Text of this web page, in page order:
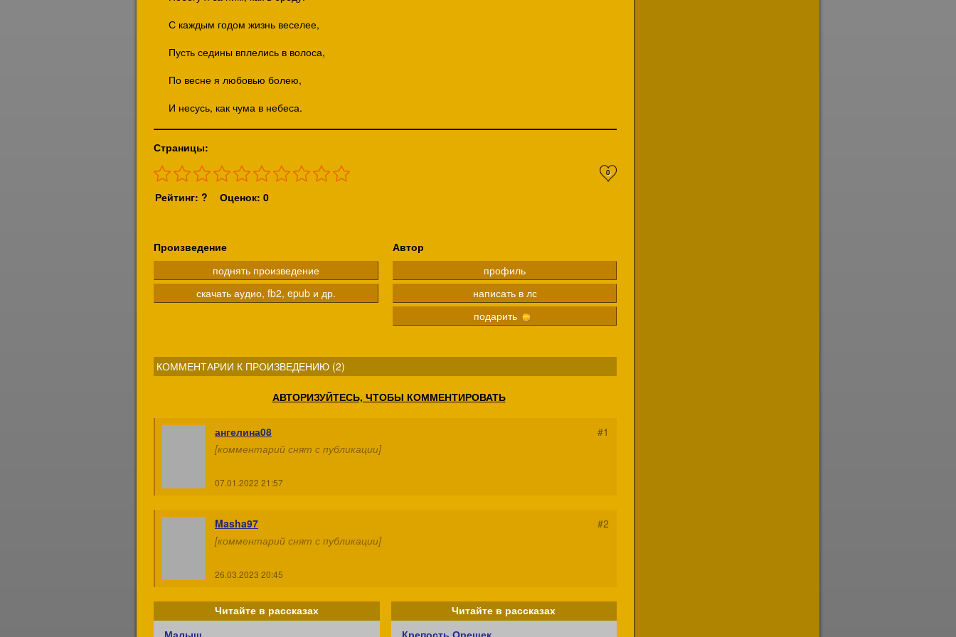
С каждым годом жизнь веселее,
Пусть седины вплелись в волоса,
По весне я любовью болею,
И несусь, как чума в небеса.
Страницы:
0
Рейтинг: ? Оценок: 0
Произведение
поднять произведение
скачать аудио, fb2, epub и др.
Автор
профиль
написать в лс
подарить
КОММЕНТАРИИ К ПРОИЗВЕДЕНИЮ (2)
АВТОРИЗУЙТЕСЬ, ЧТОБЫ КОММЕНТИРОВАТЬ
ангелина08
#1
[комментарий снят с публикации]
07.01.2022 21:57
Masha97
#2
[комментарий снят с публикации]
26.03.2023 20:45
Читайте в рассказах
Малыш
Читайте в рассказах
Крепость Орешек